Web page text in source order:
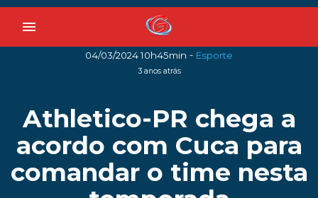
menu
04/03/2024 10h45min - Esporte
3 anos atrás
Athletico-PR chega a
acordo com Cuca para
comandar o time nesta